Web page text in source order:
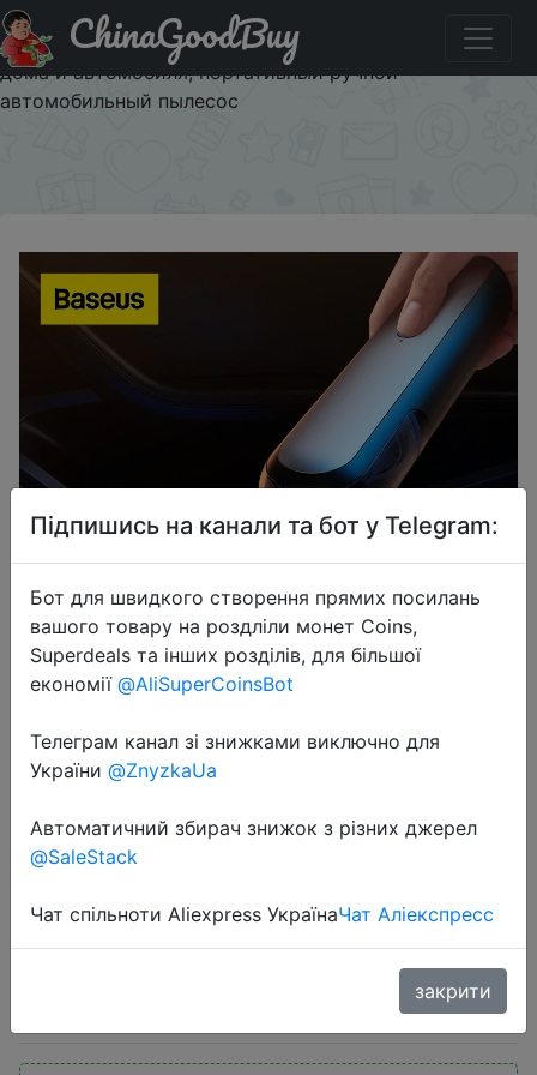
Код на знижку RUA1CLEANER Автомобильный пылесос
Baseus A1, 4000 па, беспроводной пылесос для уборки
дома и автомобиля, портативный ручной
автомобильный пылесос
ChinaGoodBuy
2022-06-04
Автомобильный пылесос Baseus
пылесос для уборки дома и
автомобиля, портативный ручной
автомобильный пылесос
Підпишись на канали та бот у Telegram:
Бот для швидкого створення прямих посилань
вашого товару на роздліли монет Coins,
Superdeals та інших розділів, для більшої
економії @AliSuperCoinsBot
Телеграм канал зі знижками виключно для
України @ZnyzkaUa
Автоматичний збирач знижок з різних джерел
@SaleStack
Чат спільноти Aliexpress УкраїнаЧат Аліекспресс
закрити